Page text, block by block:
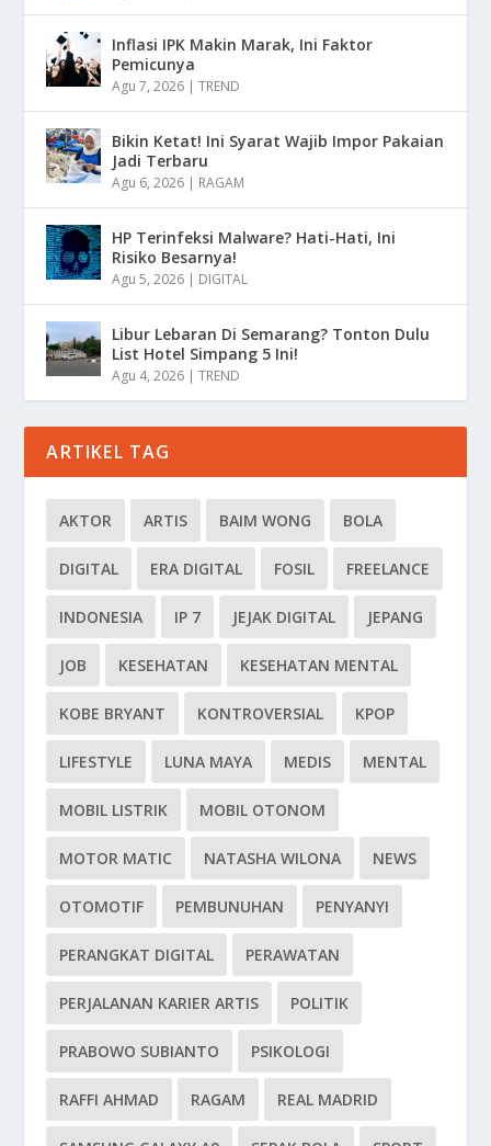
Inflasi IPK Makin Marak, Ini Faktor
Pemicunya
Agu 7, 2026 |TREND
Bikin Ketat! Ini Syarat Wajib Impor Pakaian
Jadi Terbaru
Agu 6, 2026 | RAGAM
HP Terinfeksi Malware? Hati-Hati, Ini
Risiko Besarnya!
Agu 5, 2026 | DIGITAL
Libur Lebaran Di Semarang? Tonton Dulu
List Hotel Simpang 5 Ini!
Agu 4, 2026 |TREND
ARTIKEL TAG
AKTOR ARTIS BAIM WONG BOLA
DIGITAL ERA DIGITAL FOSIL FREELANCE
INDONESIA IP 7 JEJAK DIGITAL JEPANG
JOB KESEHATAN KESEHATAN MENTAL
KOBE BRYANT KONTROVERSIAL KPOP
LIFESTYLE LUNA MAYA MEDIS MENTAL
MOBIL LISTRIK MOBIL OTONOM
MOTOR MATIC NATASHA WILONA NEWS
OTOMOTIF PEMBUNUHAN PENYANYI
PERANGKAT DIGITAL PERAWATAN
PERJALANAN KARIER ARTIS POLITIK
PRABOWO SUBIANTO PSIKOLOGI
RAFFI AHMAD RAGAM REAL MADRID